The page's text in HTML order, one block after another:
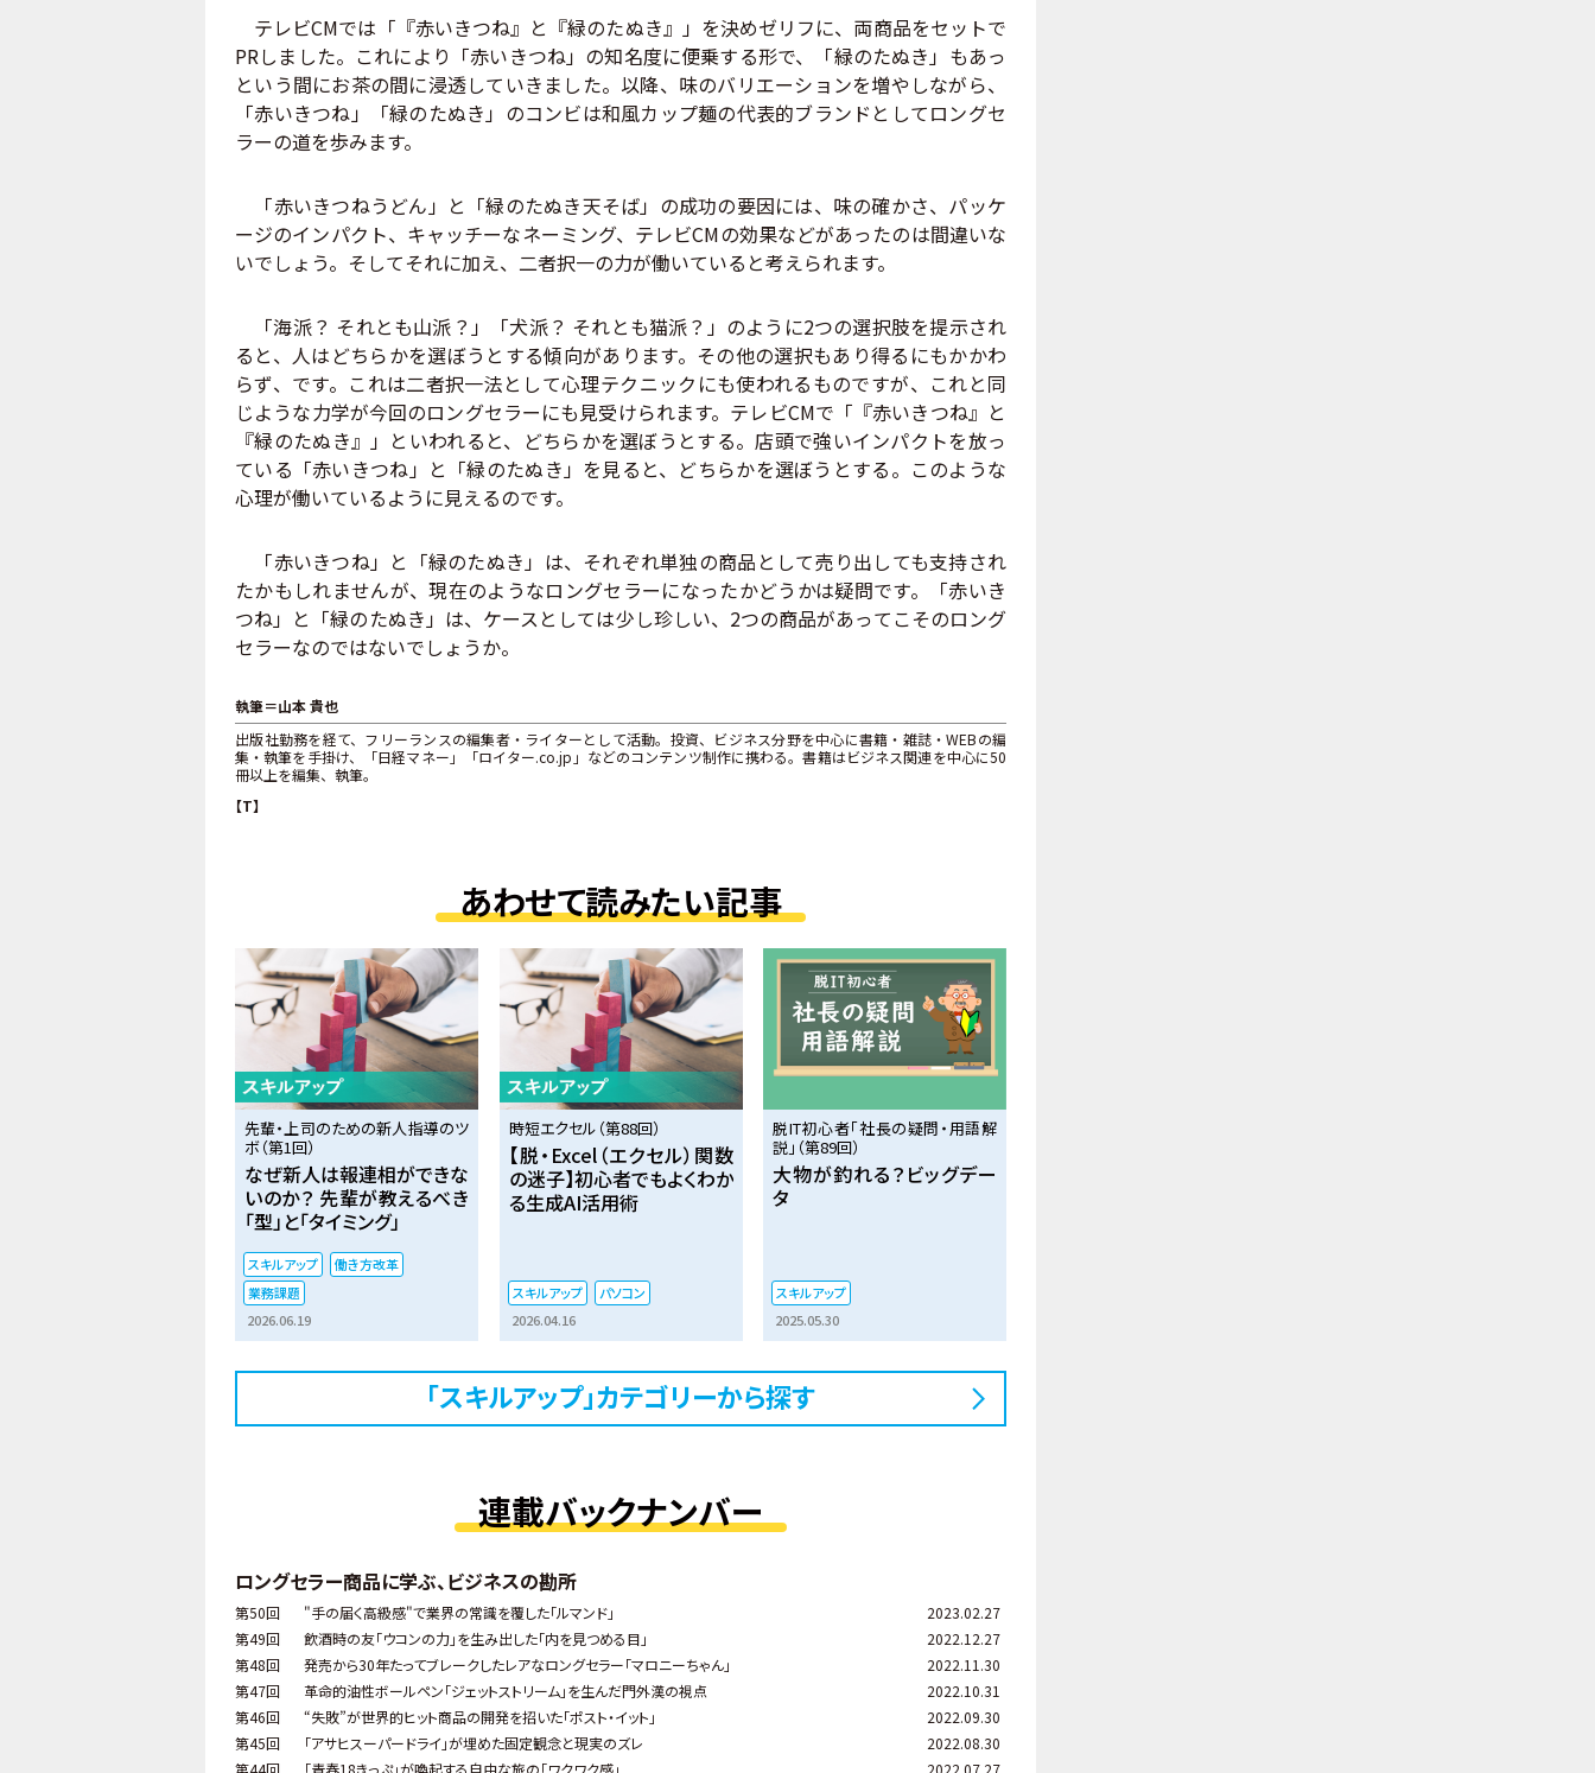
テレビCMでは「『赤いきつね』と『緑のたぬき』」を決めゼリフに、両商品をセットで
PRしました。これにより「赤いきつね」の知名度に便乗する形で、「緑のたぬき」もあっ
という間にお茶の間に浸透していきました。以降、味のバリエーションを増やしながら、
「赤いきつね」「緑のたぬき」のコンビは和風カップ麺の代表的ブランドとしてロングセ
ラーの道を歩みます。
「赤いきつねうどん」と「緑のたぬき天そば」の成功の要因には、味の確かさ、パッケ
ージのインパクト、キャッチーなネーミング、テレビCMの効果などがあったのは間違いな
いでしょう。そしてそれに加え、二者択一の力が働いていると考えられます。
「海派？ それとも山派？」「犬派？ それとも猫派？」のように2つの選択肢を提示され
ると、人はどちらかを選ぼうとする傾向があります。その他の選択もあり得るにもかかわ
らず、です。これは二者択一法として心理テクニックにも使われるものですが、これと同
じような力学が今回のロングセラーにも見受けられます。テレビCMで「『赤いきつね』と
『緑のたぬき』」といわれると、どちらかを選ぼうとする。店頭で強いインパクトを放っ
ている「赤いきつね」と「緑のたぬき」を見ると、どちらかを選ぼうとする。このような
心理が働いているように見えるのです。
「赤いきつね」と「緑のたぬき」は、それぞれ単独の商品として売り出しても支持され
たかもしれませんが、現在のようなロングセラーになったかどうかは疑問です。「赤いき
つね」と「緑のたぬき」は、ケースとしては少し珍しい、2つの商品があってこそのロング
セラーなのではないでしょうか。
執筆＝山本 貴也
出版社勤務を経て、フリーランスの編集者・ライターとして活動。投資、ビジネス分野を中心に書籍・雑誌・WEBの編
集・執筆を手掛け、「日経マネー」「ロイター.co.jp」などのコンテンツ制作に携わる。書籍はビジネス関連を中心に50
冊以上を編集、執筆。
【T】
あわせて読みたい記事
先輩・上司のための新人指導のツ
ボ（第1回）
なぜ新人は報連相ができな
いのか？ 先輩が教えるべき
「型」と「タイミング」
スキルアップ
働き方改革
業務課題
2026.06.19
時短エクセル（第88回）
【脱・Excel（エクセル）関数
の迷子】初心者でもよくわか
る生成AI活用術
スキルアップ
パソコン
2026.04.16
脱IT初心者「社長の疑問・用語解
説」（第89回）
大物が釣れる？ビッグデー
タ
スキルアップ
2025.05.30
「スキルアップ」カテゴリーから探す
連載バックナンバー
ロングセラー商品に学ぶ、ビジネスの勘所
第50回 "手の届く高級感"で業界の常識を覆した「ルマンド」
2023.02.27
第49回
飲酒時の友「ウコンの力」を生み出した「内を見つめる目」
2022.12.27
第48回
発売から30年たってブレークしたレアなロングセラー「マロニーちゃん」
2022.11.30
第47回
革命的油性ボールペン「ジェットストリーム」を生んだ門外漢の視点
2022.10.31
第46回
“失敗”が世界的ヒット商品の開発を招いた「ポスト・イット」
2022.09.30
第45回
「アサヒスーパードライ」が埋めた固定観念と現実のズレ
2022.08.30
第44回
「青春18きっぷ」が喚起する自由な旅の「ワクワク感」 2022.07.27